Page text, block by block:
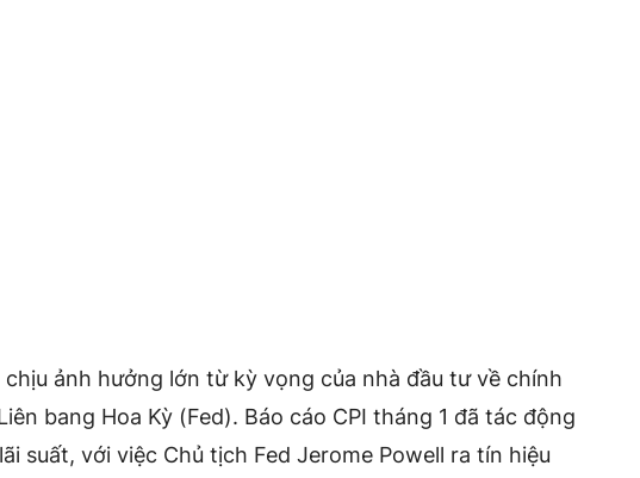
ảnh hưởng lớn từ kỳ vọng của nhà đầu tư về chính
bang Hoa Kỳ (Fed). Báo cáo CPI tháng 1 đã tác động
suất, với việc Chủ tịch Fed Jerome Powell ra tín hiệu